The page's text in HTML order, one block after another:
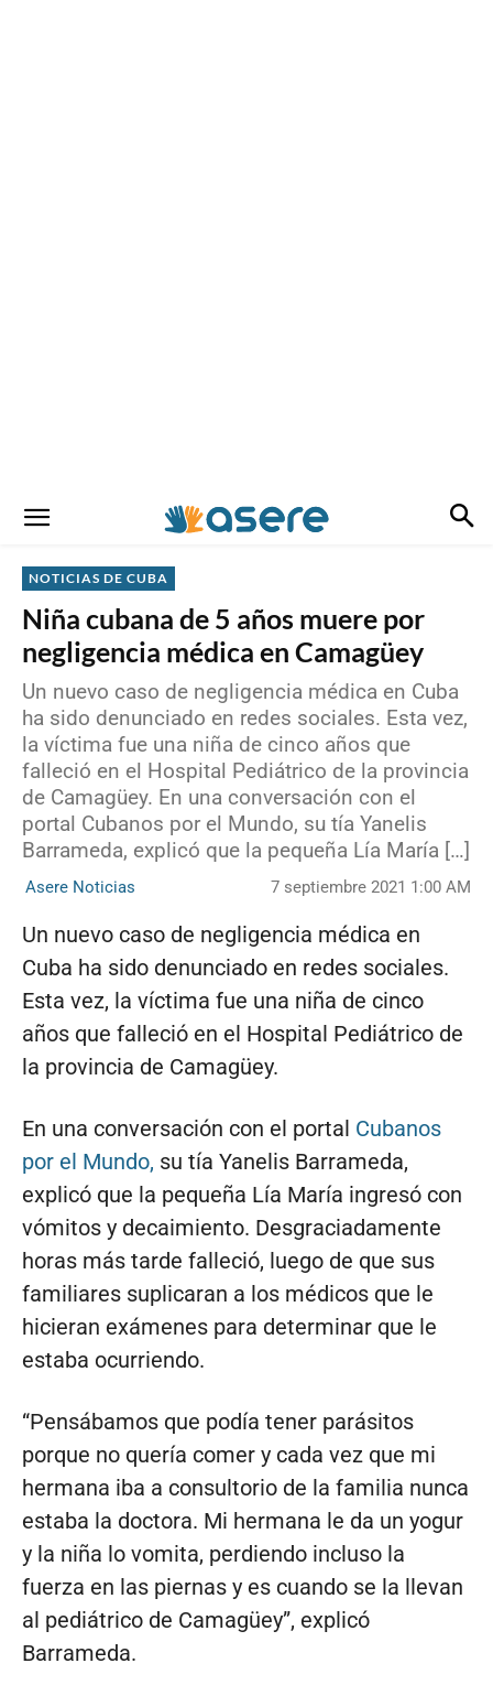
NOTICIAS DE CUBA
Niña cubana de 5 años muere por
negligencia médica en Camagüey
Un nuevo caso de negligencia médica en Cuba
ha sido denunciado en redes sociales. Esta vez,
la víctima fue una niña de cinco años que
falleció en el Hospital Pediátrico de la provincia
de Camagüey. En una conversación con el
portal Cubanos por el Mundo, su tía Yanelis
Barrameda, explicó que la pequeña Lía María […]
Asere Noticias 7 septiembre 2021 1:00 AM
Un nuevo caso de negligencia médica en
Cuba ha sido denunciado en redes sociales.
Esta vez, la víctima fue una niña de cinco
años que falleció en el Hospital Pediátrico de
la provincia de Camagüey.
En una conversación con el portal Cubanos
por el Mundo, su tía Yanelis Barrameda,
explicó que la pequeña Lía María ingresó con
vómitos y decaimiento. Desgraciadamente
horas más tarde falleció, luego de que sus
familiares suplicaran a los médicos que le
hicieran exámenes para determinar que le
estaba ocurriendo.
“Pensábamos que podía tener parásitos
porque no quería comer y cada vez que mi
hermana iba a consultorio de la familia nunca
estaba la doctora. Mi hermana le da un yogur
y la niña lo vomita, perdiendo incluso la
fuerza en las piernas y es cuando se la llevan
al pediátrico de Camagüey”, explicó
Barrameda.